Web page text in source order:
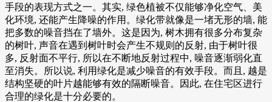
手段的表现方式之一。其实, 绿色植被不仅能够净化空气、美
化环境, 还能产生降噪的作用。绿化带就像是一堵无形的墙, 能
把多数的噪音挡在了墙外。这是因为, 树木拥有很多分布复杂
的树叶, 声音在遇到树叶时会产生不规则的反射, 由于树叶很
多, 反射面不平行, 所以在不断地反射过程中, 噪音逐渐弱化直
至消失。所以说, 利用绿化是减少噪音的有效手段。而且, 越是
结构坚硬的叶片越能够有效的隔断噪音。因此, 在住宅区进行
合理的绿化是十分必要的。